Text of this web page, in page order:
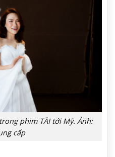
phim TÀI tới Mỹ. Ảnh:
cấp